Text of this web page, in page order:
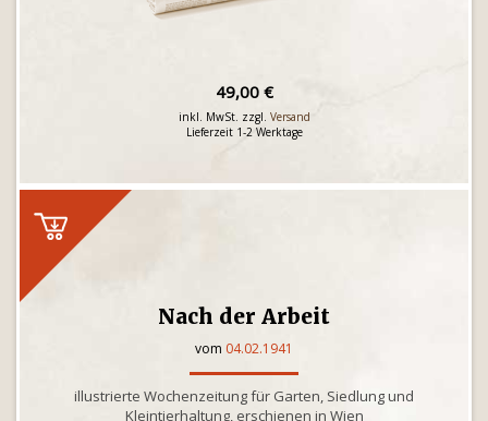
49,00 €
inkl. MwSt. zzgl. Versand
Lieferzeit 1-2 Werktage
Nach der Arbeit
vom 04.02.1941
illustrierte Wochenzeitung für Garten, Siedlung und
Kleintierhaltung, erschienen in Wien